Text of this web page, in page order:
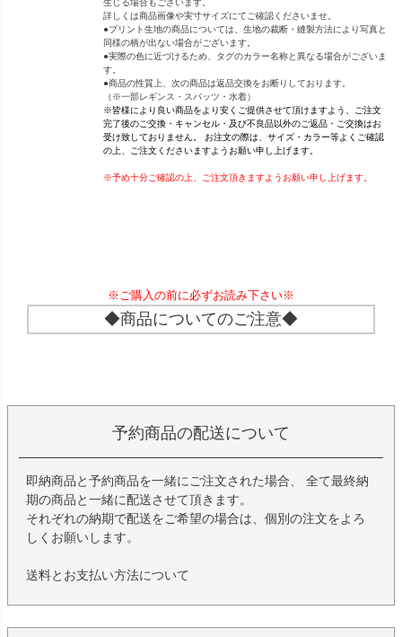
生じる場合もございます。
詳しくは商品画像や実寸サイズにてご確認くださいませ。
●プリント生地の商品については、生地の裁断・縫製方法により写真と
同様の柄が出ない場合がございます。
●実際の色に近づけるため、タグのカラー名称と異なる場合がございま
す。
●商品の性質上、次の商品は返品交換をお断りしております。
（※一部レギンス・スパッツ・水着）
※皆様により良い商品をより安くご提供させて頂けますよう、ご注文
完了後のご交換・キャンセル・及び不良品以外のご返品・ご交換はお
受け致しておりません。 お注文の際は、サイズ・カラー等よくご確認
の上、ご注文くださいますようお願い申し上げます。
※予め十分ご確認の上、ご注文頂きますようお願い申し上げます。
※ご購入の前に必ずお読み下さい※
◆商品についてのご注意◆
予約商品の配送について
即納商品と予約商品を一緒にご注文された場合、 全て最終納
期の商品と一緒に配送させて頂きます。
それぞれの納期で配送をご希望の場合は、個別の注文をよろ
しくお願いします。
送料とお支払い方法について